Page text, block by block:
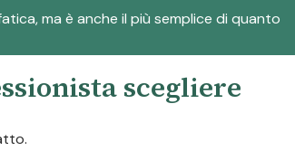
ma è anche il più semplice di quanto
scegliere